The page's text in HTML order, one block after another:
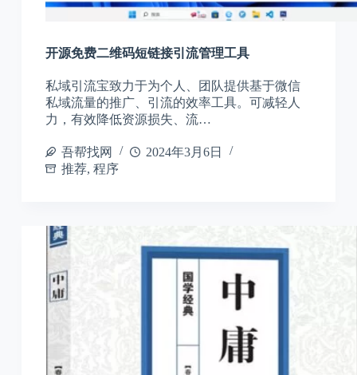
开源免费二维码短链接引流管理工具
私域引流宝致力于为个人、团队提供基于微信
私域流量的推广、引流的效率工具。可减轻人
力，有效降低资源损失、流…
吾帮找网
2024年3月6日
推荐, 程序